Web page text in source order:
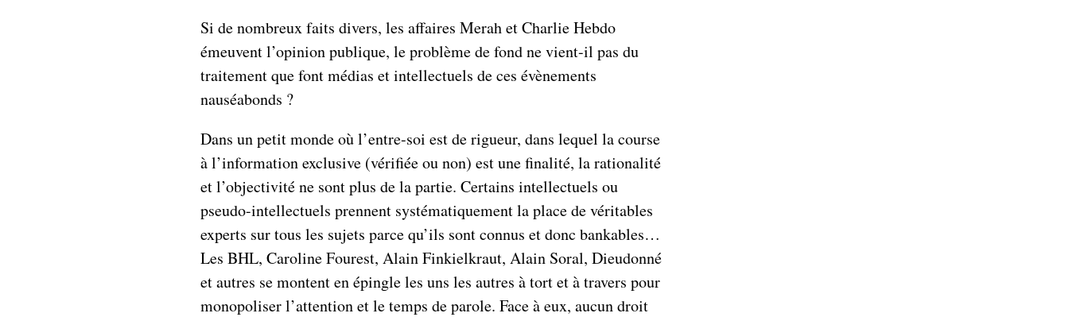
Si de nombreux faits divers, les affaires Merah et Charlie Hebdo
émeuvent l’opinion publique, le problème de fond ne vient-il pas du
traitement que font médias et intellectuels de ces évènements
nauséabonds ?
Dans un petit monde où l’entre-soi est de rigueur, dans lequel la course
à l’information exclusive (vérifiée ou non) est une finalité, la rationalité
et l’objectivité ne sont plus de la partie. Certains intellectuels ou
pseudo-intellectuels prennent systématiquement la place de véritables
experts sur tous les sujets parce qu’ils sont connus et donc bankables…
Les BHL, Caroline Fourest, Alain Finkielkraut, Alain Soral, Dieudonné
et autres se montent en épingle les uns les autres à tort et à travers pour
monopoliser l’attention et le temps de parole. Face à eux, aucun droit